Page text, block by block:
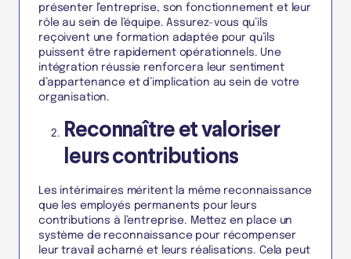
présenter l’entreprise, son fonctionnement et leur
rôle au sein de l’équipe. Assurez-vous qu’ils
reçoivent une formation adaptée pour qu’ils
puissent être rapidement opérationnels. Une
intégration réussie renforcera leur sentiment
d’appartenance et d’implication au sein de votre
organisation.
Reconnaître et valoriser
leurs contributions
Les intérimaires méritent la même reconnaissance
que les employés permanents pour leurs
contributions à l’entreprise. Mettez en place un
système de reconnaissance pour récompenser
leur travail acharné et leurs réalisations. Cela peut